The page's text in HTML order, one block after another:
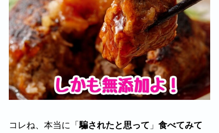
コレね、本当に「騙されたと思って 」 食べてみて